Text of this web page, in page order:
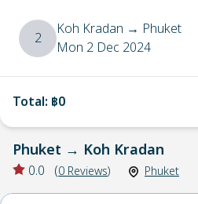
2 Koh Kradan → Phuket
Mon 2 Dec 2024
Total: ฿0
Phuket → Koh Kradan
0.0 (0 Reviews) Phuket